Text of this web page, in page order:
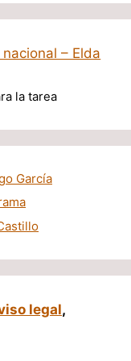
– Elda
la tarea
García
legal,